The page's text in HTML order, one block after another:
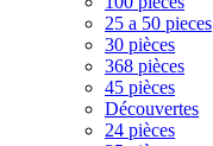
25 a 50 pieces
30 pièces
368 pièces
45 pièces
Découvertes
24 pièces